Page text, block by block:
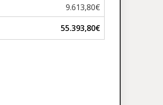
9.613,80€
55.393,80€